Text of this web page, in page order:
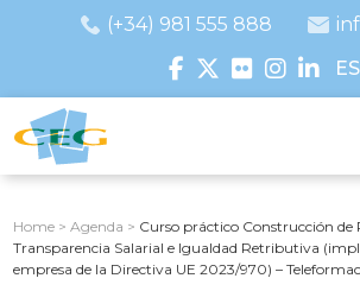
(+34) 981 555 888
ES
Home >Agenda > Curso práctico Construcción de
Transparencia Salarial e Igualdad Retributiva
empresa de la Directiva UE 2023/970) –